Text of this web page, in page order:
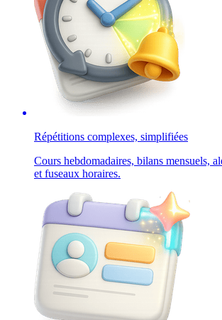
Répétitions complexes, simplifiées
Cours hebdomadaires, bilans mensuels,
et fuseaux horaires.